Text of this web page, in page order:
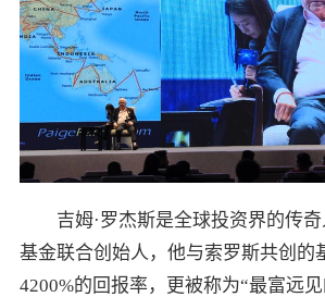
吉姆·罗杰斯是全球投资界的传
基金联合创始人，他与索罗斯共创的
4200%的回报率，更被称为“最富远见